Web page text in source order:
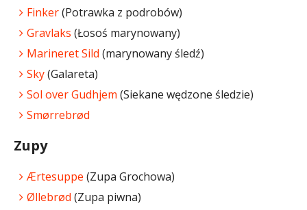
Finker(Potrawka z podrobów)
Gravlaks (Łosoś marynowany)
Marineret Sild (marynowany śledź)
Sky(Galareta)
Sol over Gudhjem (Siekane wędzone śledzie)
Smørrebrød
Zupy
Ærtesuppe (Zupa Grochowa)
Øllebrød (Zupa piwna)